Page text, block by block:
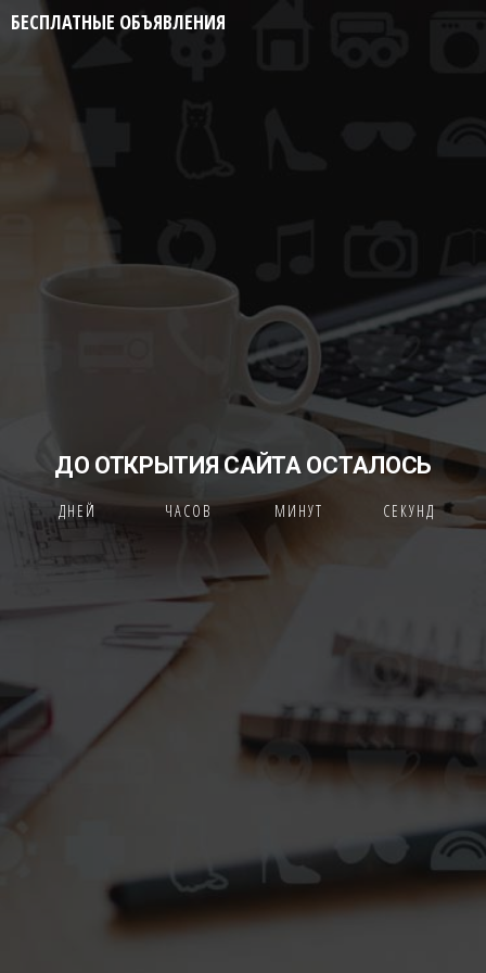
БЕСПЛАТНЫЕ ОБЪЯВЛЕНИЯ
ДО ОТКРЫТИЯ САЙТА ОСТАЛОСЬ
ДНЕЙ ЧАСОВ МИНУТ СЕКУНД